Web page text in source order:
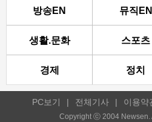
방송EN 뮤직EN
생활.문화 스포츠
경제 정치
PC보기 | 전체기사 | 이용약
Copyright ⓒ 2004 Newsen.